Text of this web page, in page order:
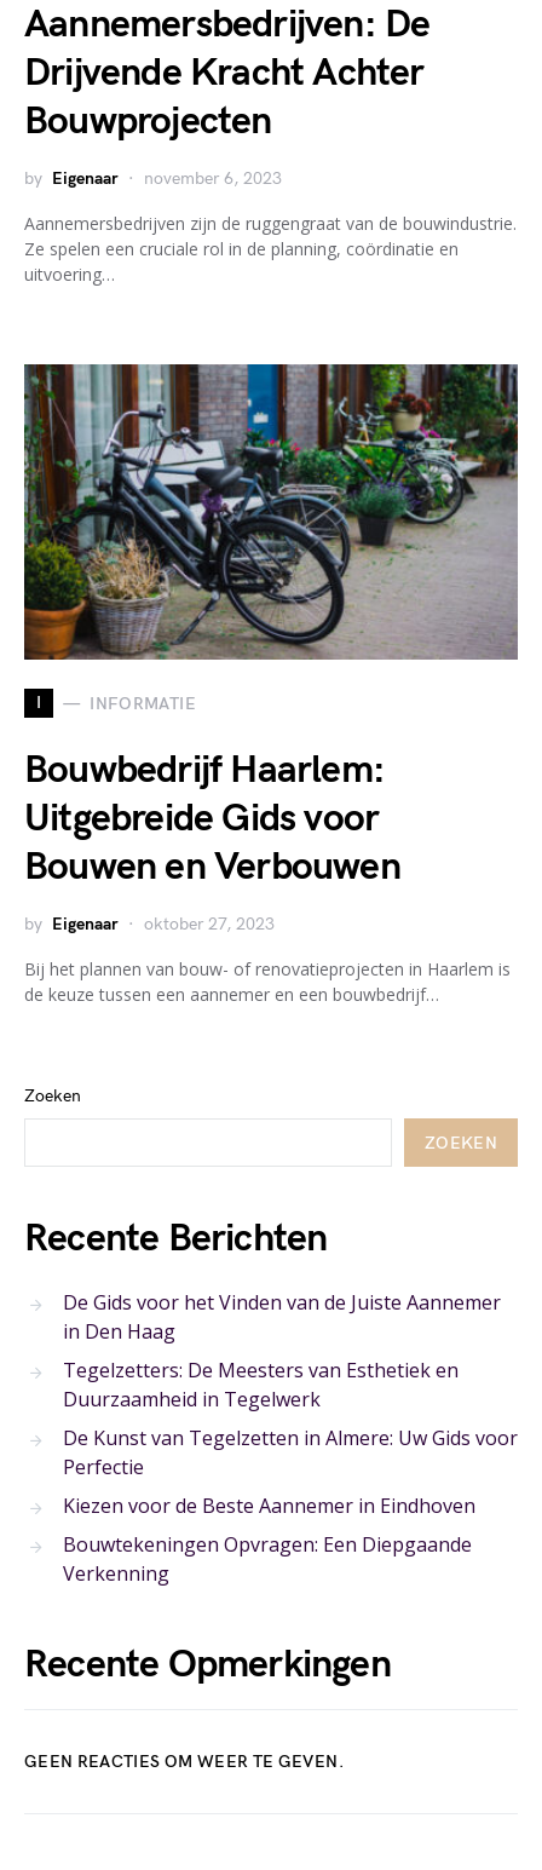
Aannemersbedrijven: De
Drijvende Kracht Achter
Bouwprojecten
by Eigenaar november 6, 2023
Aannemersbedrijven zijn de ruggengraat van de bouwindustrie.
Ze spelen een cruciale rol in de planning, coördinatie en
uitvoering…
I INFORMATIE
Bouwbedrijf Haarlem:
Uitgebreide Gids voor
Bouwen en Verbouwen
by Eigenaar oktober 27, 2023
Bij het plannen van bouw- of renovatieprojecten in Haarlem is
de keuze tussen een aannemer en een bouwbedrijf…
Zoeken
ZOEKEN
Recente Berichten
De Gids voor het Vinden van de Juiste Aannemer
in Den Haag
Tegelzetters: De Meesters van Esthetiek en
Duurzaamheid in Tegelwerk
De Kunst van Tegelzetten in Almere: Uw Gids voor
Perfectie
Kiezen voor de Beste Aannemer in Eindhoven
Bouwtekeningen Opvragen: Een Diepgaande
Verkenning
Recente Opmerkingen
GEEN REACTIES OM WEER TE GEVEN.